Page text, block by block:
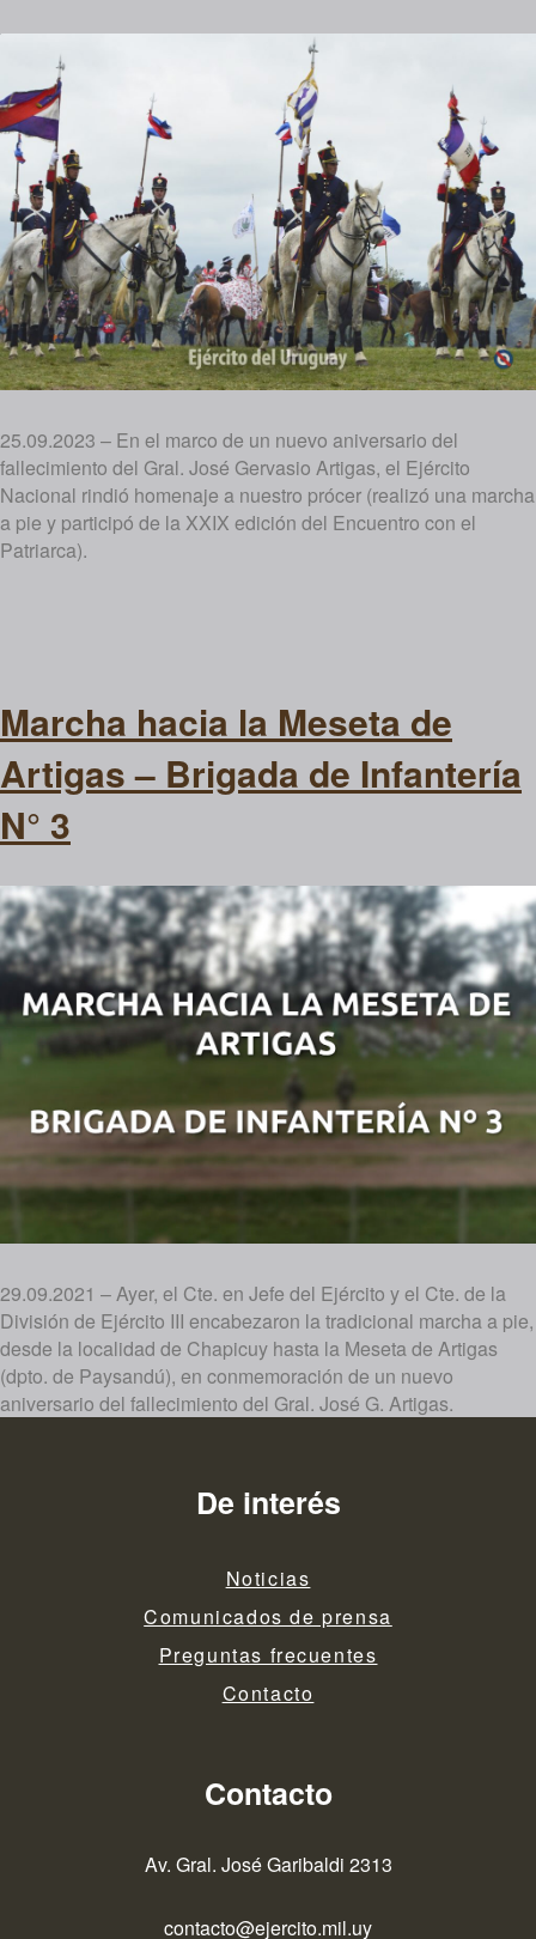
25.09.2023 – En el marco de un nuevo aniversario del
fallecimiento del Gral. José Gervasio Artigas, el Ejército
Nacional rindió homenaje a nuestro prócer (realizó una marcha
a pie y participó de la XXIX edición del Encuentro con el
Patriarca).
Marcha hacia la Meseta de
Artigas – Brigada de Infantería
N° 3
29.09.2021 – Ayer, el Cte. en Jefe del Ejército y el Cte. de la
División de Ejército III encabezaron la tradicional marcha a pie,
desde la localidad de Chapicuy hasta la Meseta de Artigas
(dpto. de Paysandú), en conmemoración de un nuevo
aniversario del fallecimiento del Gral. José G. Artigas.
De interés
Noticias
Comunicados de prensa
Preguntas frecuentes
Contacto
Contacto
Av. Gral. José Garibaldi 2313
contacto@ejercito.mil.uy